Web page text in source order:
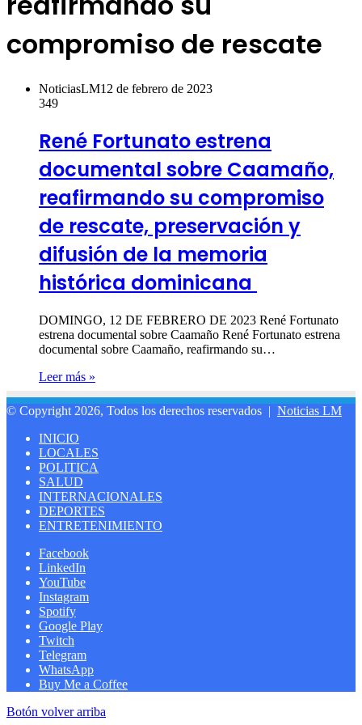
compromiso de rescate
NoticiasLM12 de febrero de 2023
349
René Fortunato estrena
documental sobre Caamaño,
reafirmando su compromiso
de rescate, preservación y
difusión de la memoria
histórica dominicana
DOMINGO, 12 DE FEBRERO DE 2023 René Fortunato
estrena documental sobre Caamaño René Fortunato estrena
documental sobre Caamaño, reafirmando su…
Leer más »
© Copyright 2026, Todos los derechos reservados | Noticias LM
INICIO
LOCALES
POLITICA
SALUD
INTERNACIONALES
DEPORTES
ENTRETENIMIENTO
Facebook
LinkedIn
YouTube
Instagram
Spotify
Google Play
Twitch
Telegram
WhatsApp
Buy Me a Coffee
Botón volver arriba